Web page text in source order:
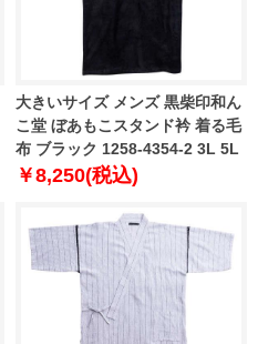
大きいサイズ メンズ 黒柴印和ん
こ堂 ぼあもこスタンド衿 着る毛
布 ブラック 1258-4354-2 3L 5L
￥8,250(税込)